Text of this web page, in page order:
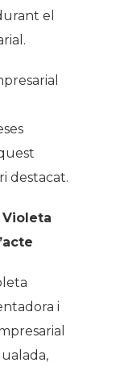
el
destacat.
i